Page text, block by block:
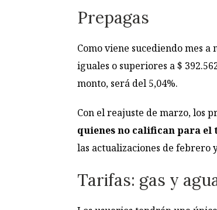
Prepagas
Como viene sucediendo mes
iguales o superiores a $
monto, será del 5,04%.
Con el reajuste de marzo, los
quienes no califican para el
las actualizaciones de febrero
Tarifas: gas y